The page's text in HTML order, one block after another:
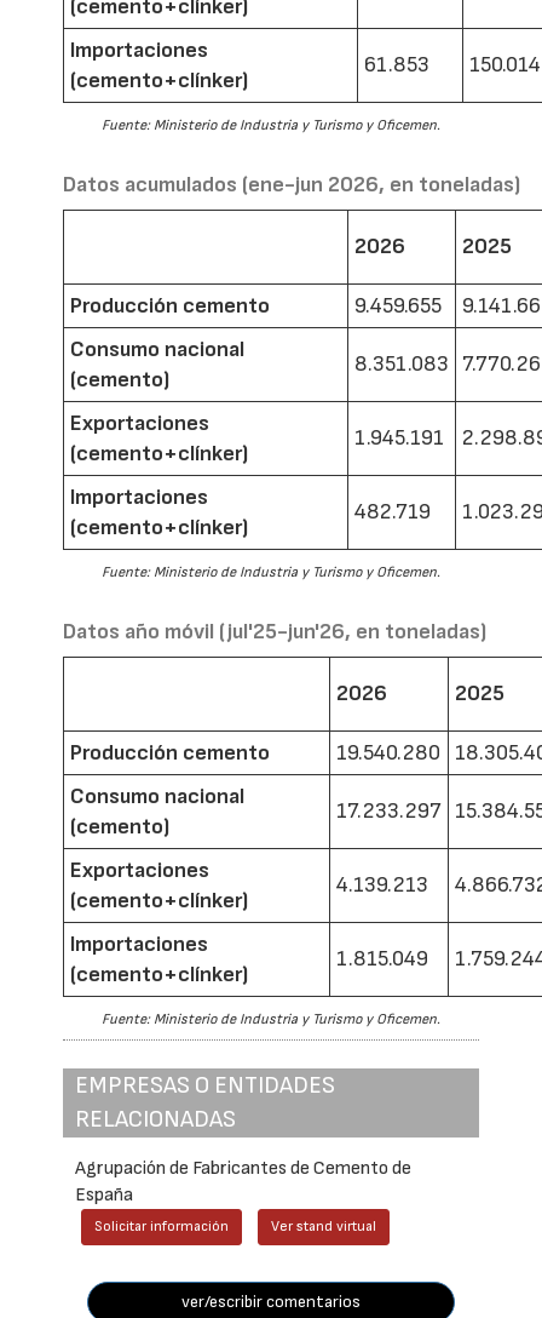
(cemento+clínker)
Importaciones
(cemento+clínker)
61.853 150.014
Fuente: Ministerio de Industria y Turismo y Oficemen.
Datos acumulados (ene-jun 2026, en toneladas)
2026 2025
Producción cemento 9.459.655
Consumo nacional
(cemento)
8.351.083
Exportaciones
(cemento+clínker)
1.945.191
Importaciones
(cemento+clínker)
482.719
Fuente: Ministerio de Industria y Turismo y Oficemen.
Datos año móvil (jul'25-jun'26, en toneladas)
2026 2025
Producción cemento 19.540.280
Consumo nacional
(cemento)
17.233.297
Exportaciones
(cemento+clínker)
4.139.213
Importaciones
(cemento+clínker)
1.815.049
Fuente: Ministerio de Industria y Turismo y Oficemen.
EMPRESAS O ENTIDADES
RELACIONADAS
Agrupación de Fabricantes de Cemento de
España
Solicitar información Ver stand virtual
ver/escribir comentarios